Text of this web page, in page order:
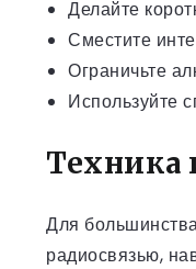
Делайте
Сместите
Ограничьте
Используйте
Техника
Для
радиосвязью,